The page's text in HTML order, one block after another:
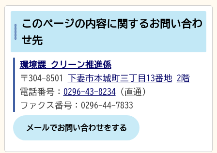
このページの内容に関するお問い合わ
せ先
環境課 クリーン推進係
〒304-8501 下妻市本城町三丁目13番地 2階
電話番号： 0296-43-8234（直通）
ファクス番号：0296-44-7833
メールでお問い合わせをする